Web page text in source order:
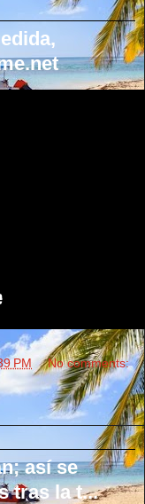
PM No comments:
así se
tras la t...